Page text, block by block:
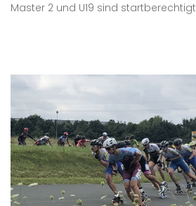
Master 2 und U19 sind startberechtigt